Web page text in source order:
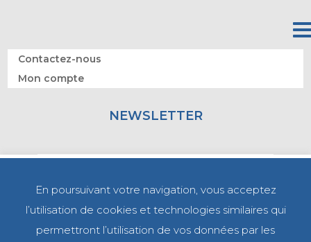
Contactez-nous
Mon compte
NEWSLETTER
En poursuivant votre navigation, vous acceptez
l’utilisation de cookies et technologies similaires qui
permettront l’utilisation de vos données par les